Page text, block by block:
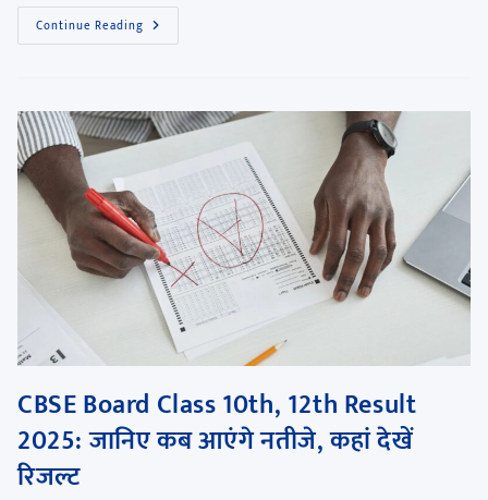
Continue Reading
CBSE Board Class 10th, 12th Result
2025: जानिए कब आएंगे नतीजे, कहां देखें
रिजल्ट